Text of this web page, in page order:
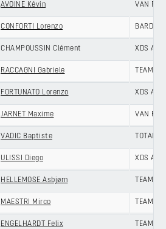
AVOINE Kévin VAN
CONFORTI Lorenzo
CHAMPOUSSIN Clément XDS
RACCAGNI Gabriele TEAM
FORTUNATO Lorenzo XDS
JARNET Maxime VAN
VADIC Baptiste
ULISSI Diego XDS
HELLEMOSE Asbjørn TEAM
MAESTRI Mirco TEAM
ENGELHARDT Felix TEAM